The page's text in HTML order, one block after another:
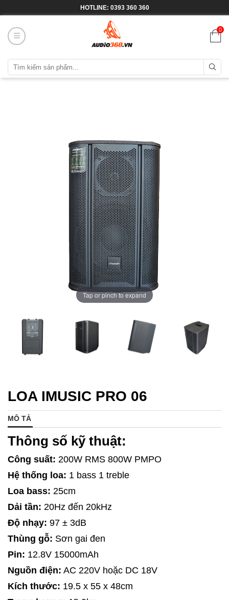
HOTLINE: 0393 360 360
0
Tap or pinch to expand
LOA IMUSIC PRO 06
MÔ TẢ
Thông số kỹ thuật:
Công suất: 200W RMS 800W PMPO
Hệ thống loa: 1 bass 1 treble
Loa bass: 25cm
Dải tần: 20Hz đến 20kHz
Độ nhạy: 97 ± 3dB
Thùng gỗ: Sơn gai đen
Pin: 12.8V 15000mAh
Nguồn điện: AC 220V hoặc DC 18V
Kích thước: 19.5 x 55 x 48cm